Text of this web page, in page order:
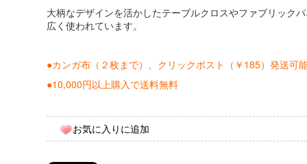
大柄なデザインを活かしたテーブルクロスやファブリック
広く使われています。
●カンガ布（２枚まで）、クリックポスト（￥185）発送可
●10,000円以上購入で送料無料
お気に入りに追加